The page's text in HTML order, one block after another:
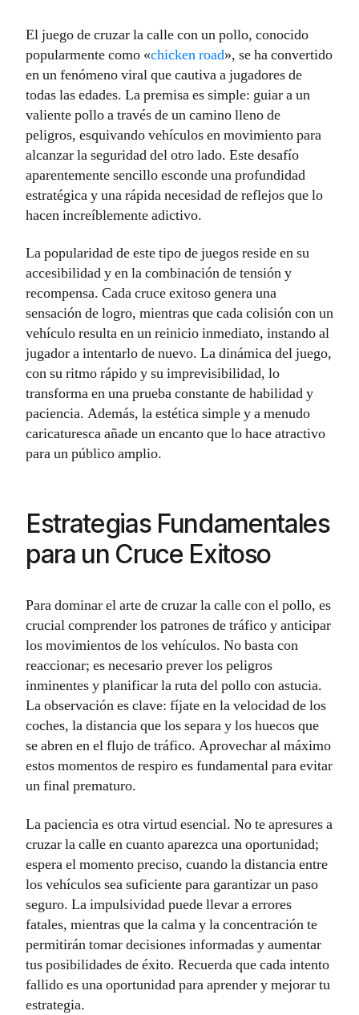
El juego de cruzar la calle con un pollo, conocido
popularmente como «chicken road», se ha convertido
en un fenómeno viral que cautiva a jugadores de
todas las edades. La premisa es simple: guiar a un
valiente pollo a través de un camino lleno de
peligros, esquivando vehículos en movimiento para
alcanzar la seguridad del otro lado. Este desafío
aparentemente sencillo esconde una profundidad
estratégica y una rápida necesidad de reflejos que lo
hacen increíblemente adictivo.
La popularidad de este tipo de juegos reside en su
accesibilidad y en la combinación de tensión y
recompensa. Cada cruce exitoso genera una
sensación de logro, mientras que cada colisión con un
vehículo resulta en un reinicio inmediato, instando al
jugador a intentarlo de nuevo. La dinámica del juego,
con su ritmo rápido y su imprevisibilidad, lo
transforma en una prueba constante de habilidad y
paciencia. Además, la estética simple y a menudo
caricaturesca añade un encanto que lo hace atractivo
para un público amplio.
Estrategias Fundamentales
para un Cruce Exitoso
Para dominar el arte de cruzar la calle con el pollo, es
crucial comprender los patrones de tráfico y anticipar
los movimientos de los vehículos. No basta con
reaccionar; es necesario prever los peligros
inminentes y planificar la ruta del pollo con astucia.
La observación es clave: fíjate en la velocidad de los
coches, la distancia que los separa y los huecos que
se abren en el flujo de tráfico. Aprovechar al máximo
estos momentos de respiro es fundamental para evitar
un final prematuro.
La paciencia es otra virtud esencial. No te apresures a
cruzar la calle en cuanto aparezca una oportunidad;
espera el momento preciso, cuando la distancia entre
los vehículos sea suficiente para garantizar un paso
seguro. La impulsividad puede llevar a errores
fatales, mientras que la calma y la concentración te
permitirán tomar decisiones informadas y aumentar
tus posibilidades de éxito. Recuerda que cada intento
fallido es una oportunidad para aprender y mejorar tu
estrategia.